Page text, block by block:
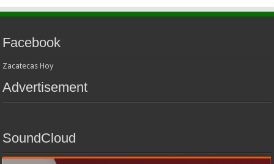
Facebook
Zacatecas Hoy
Advertisement
SoundCloud